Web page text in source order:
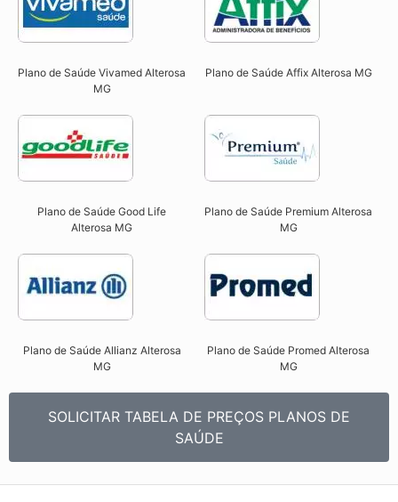
Plano de Saúde Vivamed Alterosa
MG​
Plano de Saúde Affix Alterosa MG​
Plano de Saúde Good Life
Alterosa MG
Plano de Saúde Premium Alterosa
MG​
Plano de Saúde Allianz Alterosa
MG​
Plano de Saúde Promed Alterosa
MG​
SOLICITAR TABELA DE PREÇOS PLANOS DE
SAÚDE